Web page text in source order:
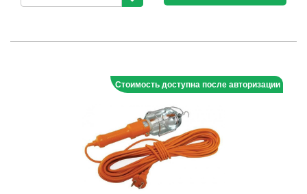
Стоимость доступна после авторизации